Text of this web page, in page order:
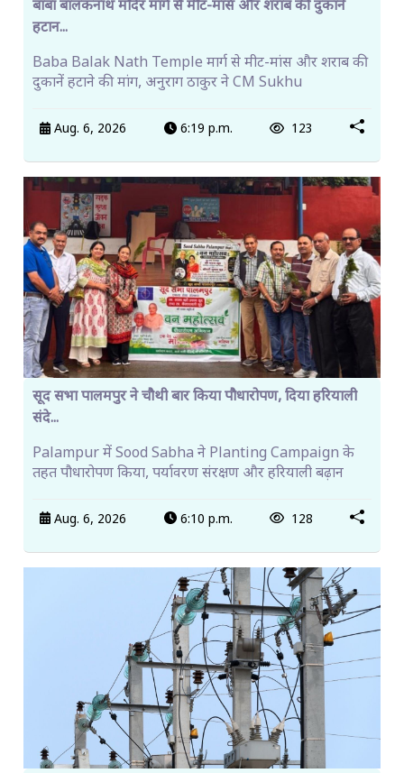
बाबा बालकनाथ मंदिर मार्ग से मीट-मांस और शराब की दुकानें
हटान...
Baba Balak Nath Temple मार्ग से मीट-मांस और शराब की
दुकानें हटाने की मांग, अनुराग ठाकुर ने CM Sukhu
Aug. 6, 2026 6:19 p.m. 123
सूद सभा पालमपुर ने चौथी बार किया पौधारोपण, दिया हरियाली
संदे...
Palampur में Sood Sabha ने Planting Campaign के
तहत पौधारोपण किया, पर्यावरण संरक्षण और हरियाली बढ़ान
Aug. 6, 2026 6:10 p.m. 128